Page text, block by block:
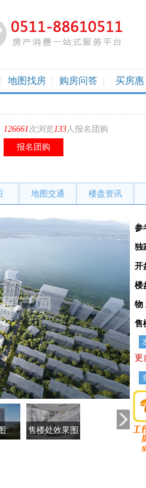
地图找房 购房问答 买房惠
126661次浏览133人报名团购
报名团购
地图交通 楼盘资讯
售楼处效果图
参
独
开
楼
物
售
更